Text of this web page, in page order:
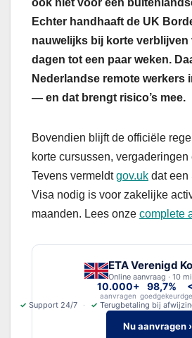
ook niet voor een
Echter handhaaft de UK
nauwelijks bij korte verblijven
dagen tot een paar weken.
Nederlandse remote werkers
— en dat brengt risico’s mee.
Bovendien blijft de officiële
korte cursussen,
Tevens vermeldtgov.uk dat een
Visa nodig is voor zakelijke
maanden. Lees onze complete
ETA Verenigd
Online aanvraag · 10
10.000+
aanvragen
98,7%
goedgekeurd
✓ Support 24/7 ✓ Terugbetaling bij
Nu aanvragen ›